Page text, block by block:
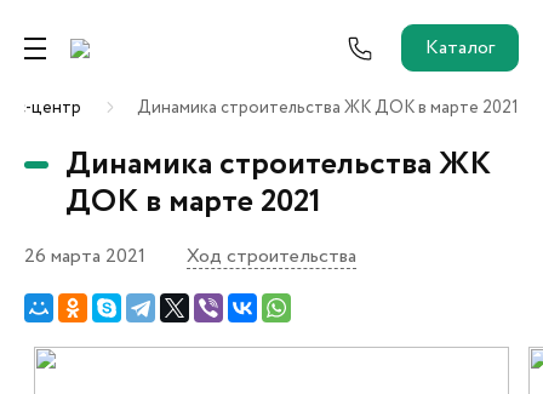
Каталог
Собственникам и новоселам
Агентам
Ремонт от застройщика
Трейд-Ин
центр Динамика строительства ЖК ДОК в марте 2021
Динамика строительства ЖК
ДОК в марте 2021
26 марта 2021 Ход строительства